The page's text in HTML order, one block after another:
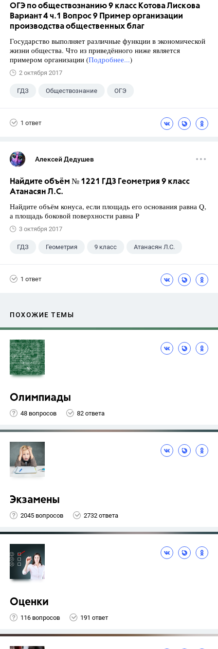
ОГЭ по обществознанию 9 класс Котова Лискова
Вариант 4 ч.1 Вопрос 9 Пример организации
производства общественных благ
Государство выполняет различные функции в экономической
жизни общества. Что из приведённого ниже является
примером организации (Подробнее...)
2 октября 2017
ГДЗ Обществознание ОГЭ
1 ответ
Алексей Дедушев
Найдите объём № 1221 ГДЗ Геометрия 9 класс
Атанасян Л.С.
Найдите объём конуса, если площадь его основания равна Q,
а площадь боковой поверхности равна Р
3 октября 2017
ГДЗ Геометрия 9 класс Атанасян Л.С.
1 ответ
ПОХОЖИЕ ТЕМЫ
Олимпиады
48 вопросов 82 ответа
Экзамены
2045 вопросов 2732 ответа
Оценки
116 вопросов 191 ответ